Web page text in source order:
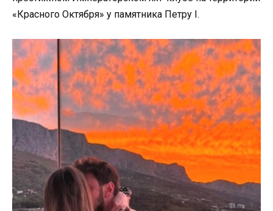
«Красного Октября» у памятника Петру I.